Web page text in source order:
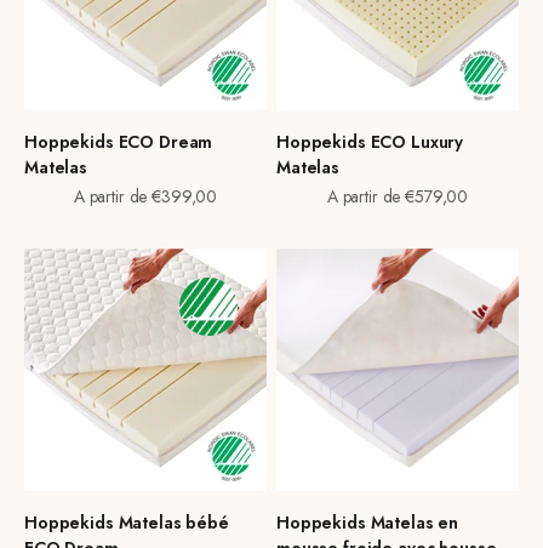
Hoppekids ECO Dream
Matelas
Prix de vente
A partir de €399,00
Hoppekids ECO Luxury
Matelas
Prix de vente
A partir de €579,00
Hoppekids Matelas bébé
Hoppekids Matelas en